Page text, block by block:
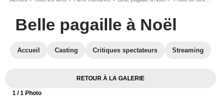
Belle pagaille à Noël
Accueil Casting Critiques spectateurs Streaming
RETOUR À LA GALERIE
1 / 1 Photo